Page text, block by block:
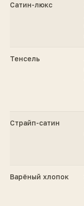
Сатин-люкс
Тенсель
Страйп-сатин
Варёный хлопок